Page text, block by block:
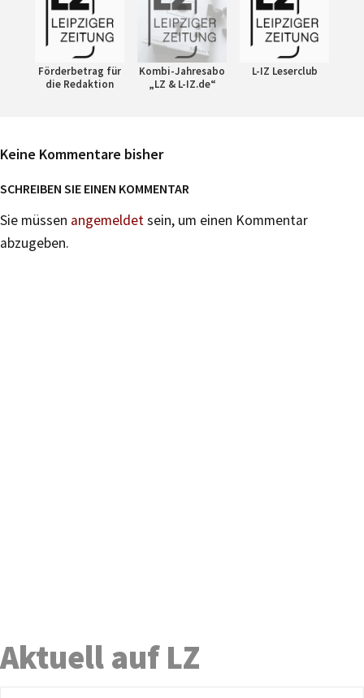
Förderbetrag für
die Redaktion
Kombi-Jahresabo
„LZ & L-IZ.de“
L-IZ Leserclub
Keine Kommentare bisher
SCHREIBEN SIE EINEN KOMMENTAR
Sie müssen angemeldetsein, um einen Kommentar
abzugeben.
Aktuell auf LZ